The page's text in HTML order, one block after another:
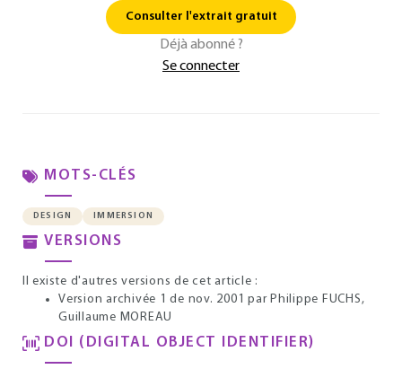
Consulter l'extrait gratuit
Déjà abonné ?
Se connecter
MOTS-CLÉS
DESIGN IMMERSION
VERSIONS
Il existe d'autres versions de cet article :
Version archivée 1 de nov. 2001 par Philippe FUCHS,
Guillaume MOREAU
DOI (DIGITAL OBJECT IDENTIFIER)